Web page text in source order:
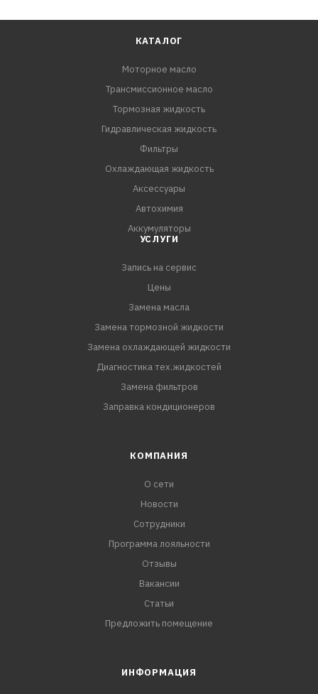
КАТАЛОГ
Моторное масло
Трансмиссионное масло
Тормозная жидкость
Гидравлическая жидкость
Фильтры
Охлаждающая жидкость
Аксессуары
Автохимия
Аккумуляторы
УСЛУГИ
Запись на сервис
Цены
Замена масла
Замена тормозной жидкости
Замена охлаждающей жидкости
Диагностика тех.жидкостей
Замена фильтров
Заправка кондиционеров
КОМПАНИЯ
О сети
Новости
Сотрудники
Программа лояльности
Отзывы
Вакансии
Статьи
Предложить помещение
ИНФОРМАЦИЯ